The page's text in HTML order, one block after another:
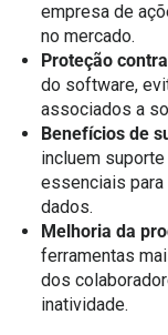
empresa de
no mercado.
Proteção
do software,
associados a
Benefícios de
incluem
essenciais para
dados.
Melhoria da
ferramentas
dos
inatividade.